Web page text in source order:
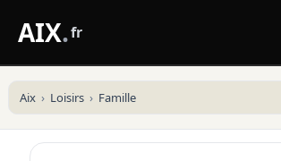
AIX.fr
Aix Loisirs Famille